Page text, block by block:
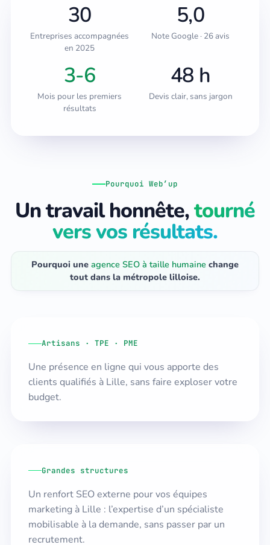
30
Entreprises accompagnées
en 2025
5,0
Note Google · 26 avis
3-6
Mois pour les premiers
résultats
48 h
Devis clair, sans jargon
Pourquoi Web’up
Un travail honnête,tourné
vers vos résultats.
Pourquoi une agence SEO à taille humaine change
tout dans la métropole lilloise.
Artisans · TPE · PME
Une présence en ligne qui vous apporte des
clients qualifiés à Lille, sans faire exploser votre
budget.
Grandes structures
Un renfort SEO externe pour vos équipes
marketing à Lille : l’expertise d’un spécialiste
mobilisable à la demande, sans passer par un
recrutement.